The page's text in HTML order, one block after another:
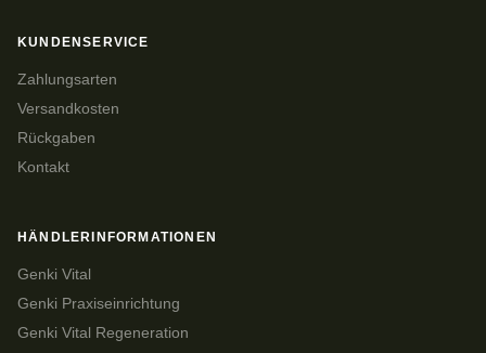
KUNDENSERVICE
Zahlungsarten
Versandkosten
Rückgaben
Kontakt
HÄNDLERINFORMATIONEN
Genki Vital
Genki Praxiseinrichtung
Genki Vital Regeneration